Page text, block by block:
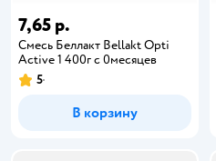
7,65 р.
Смесь Беллакт Bellakt Opti
Active 1 400г с 0месяцев
5
В корзину